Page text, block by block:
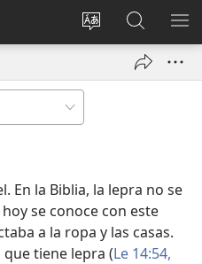
Cambiar
del sitio
Iniciar
sesión
nueva
en
jw.org
En la Biblia, la lepra no se
se conoce con este
a la ropa y las casas.
tiene lepra (Le 14:54,